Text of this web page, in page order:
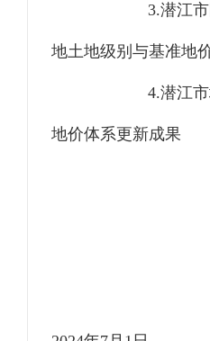
3.潜江
地土地级别与基准地
4.潜江
地价体系更新成果